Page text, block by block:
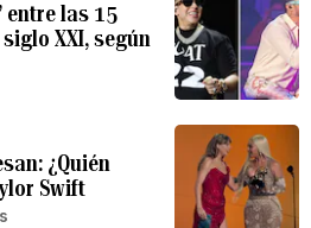
entre las 15
XXI, según
¿Quién
Swift